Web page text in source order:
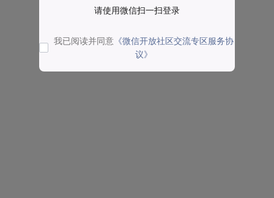
请使用微信扫一扫登录
我已阅读并同意 《微信开放社区交流专区服务协
议》